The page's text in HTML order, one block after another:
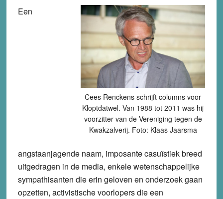
Cees Renckens schrijft columns voor
Kloptdatwel. Van 1988 tot 2011 was hij
voorzitter van de Vereniging tegen de
Kwakzalverij. Foto: Klaas Jaarsma
Een
angstaanjagende naam, imposante casuïstiek breed
uitgedragen in de media, enkele wetenschappelijke
sympathisanten die erin geloven en onderzoek gaan
opzetten, activistische voorlopers die een